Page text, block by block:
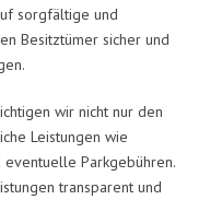
sorgfältige und
Besitztümer sicher und
wir nicht nur den
Leistungen wie
eventuelle Parkgebühren.
transparent und